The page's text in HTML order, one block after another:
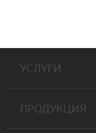
УСЛУГИ
ПРОДУКЦИЯ